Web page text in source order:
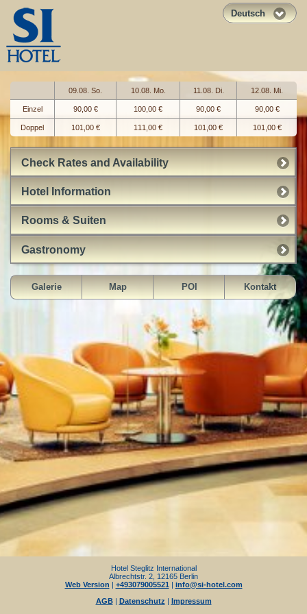
Deutsch
09.08. So. 10.08. Mo. 11.08. Di. 12.08. Mi.
Einzel 90,00 € 100,00 € 90,00 € 90,00 €
Doppel 101,00 € 111,00 € 101,00 € 101,00 €
Check Rates and Availability
Hotel Information
Rooms & Suiten
Gastronomy
Galerie Map POI Kontakt
Hotel Steglitz International
Albrechtstr. 2, 12165 Berlin
Web Version | +493079005521 | info@si-hotel.com
AGB| Datenschutz | Impressum